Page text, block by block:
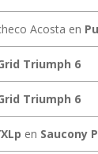
Acosta en
Triumph 6
Triumph 6
en Saucony